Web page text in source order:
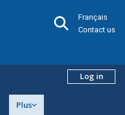
Français
Contact us
Plus
Log in